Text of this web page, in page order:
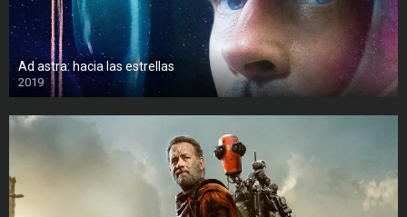
Ad astra: hacia las estrellas
2019